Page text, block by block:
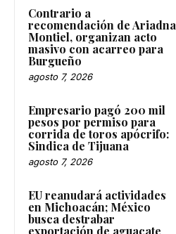
Contrario a
recomendación de Ariadna
Montiel, organizan acto
masivo con acarreo para
Burgueño
agosto 7, 2026
Empresario pagó 200 mil
pesos por permiso para
corrida de toros apócrifo:
Sindica de Tijuana
agosto 7, 2026
EU reanudará actividades
en Michoacán; México
busca destrabar
exportación de aguacate